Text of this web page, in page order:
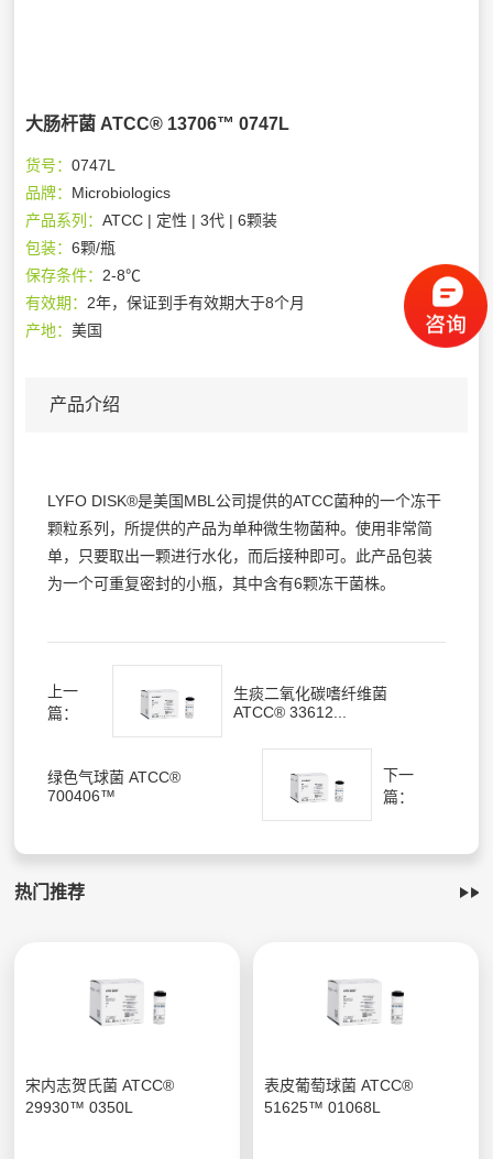
大肠杆菌 ATCC® 13706™ 0747L
货号：0747L
品牌： Microbiologics
产品系列：ATCC | 定性 | 3代 | 6颗装
包装：6颗/瓶
保存条件： 2-8℃
有效期： 2年，保证到手有效期大于8个月
产地：美国
产品介绍
LYFO DISK®是美国MBL公司提供的ATCC菌种的一个冻干
颗粒系列，所提供的产品为单种微生物菌种。使用非常简
单，只要取出一颗进行水化，而后接种即可。此产品包装
为一个可重复密封的小瓶，其中含有6颗冻干菌株。
上一
篇：
生痰二氧化碳嗜纤维菌
ATCC® 33612...
绿色气球菌 ATCC®
700406™
下一
篇：
热门推荐
宋内志贺氏菌 ATCC®
29930™ 0350L
表皮葡萄球菌 ATCC®
51625™ 01068L